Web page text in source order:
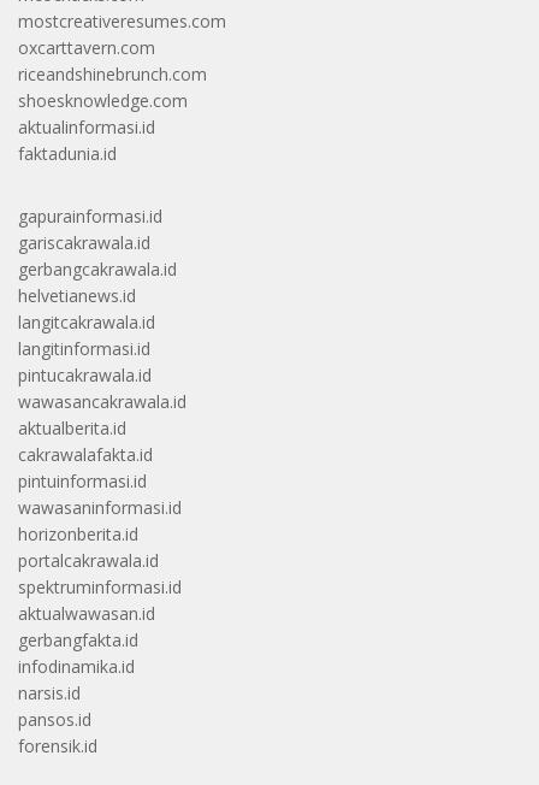
mostcreativeresumes.com
oxcarttavern.com
riceandshinebrunch.com
shoesknowledge.com
aktualinformasi.id
faktadunia.id
gapurainformasi.id
gariscakrawala.id
gerbangcakrawala.id
helvetianews.id
langitcakrawala.id
langitinformasi.id
pintucakrawala.id
wawasancakrawala.id
aktualberita.id
cakrawalafakta.id
pintuinformasi.id
wawasaninformasi.id
horizonberita.id
portalcakrawala.id
spektruminformasi.id
aktualwawasan.id
gerbangfakta.id
infodinamika.id
narsis.id
pansos.id
forensik.id